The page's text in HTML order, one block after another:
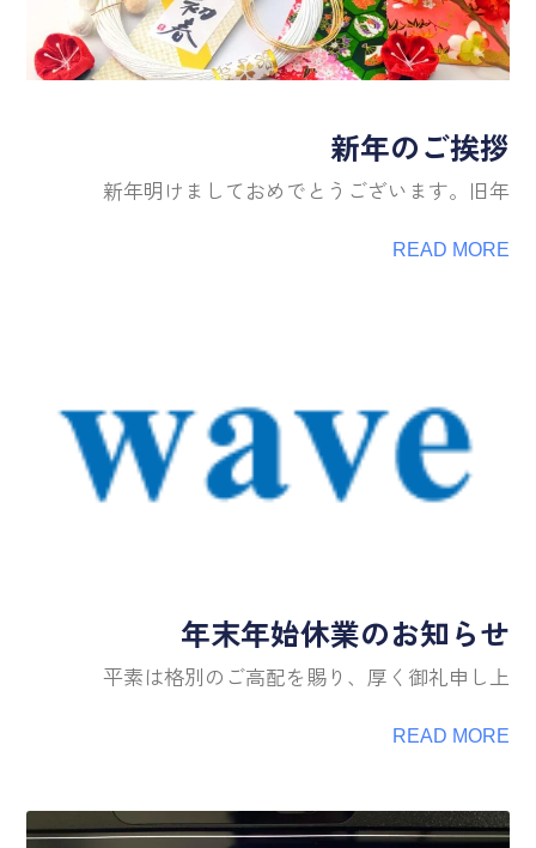
新年のご挨拶
新年明けましておめでとうございます。旧年
READ MORE
年末年始休業のお知らせ
平素は格別のご高配を賜り、厚く御礼申し上
READ MORE